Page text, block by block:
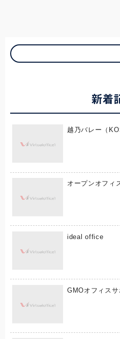
新着
越乃バレー（
オープンオフィ
ideal office
GMOオフィス